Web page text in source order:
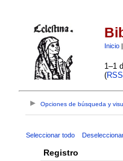
Inicio|
1–1
(RSS
Opciones de búsqueda y
Seleccionar todo
Registro